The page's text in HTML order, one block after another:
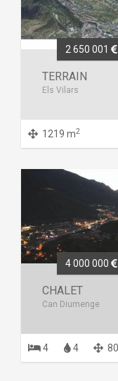
2 650 001
TERRAIN
Els Vilars
1219 m2
4 000 000
CHALET
Can Diumenge
4 4